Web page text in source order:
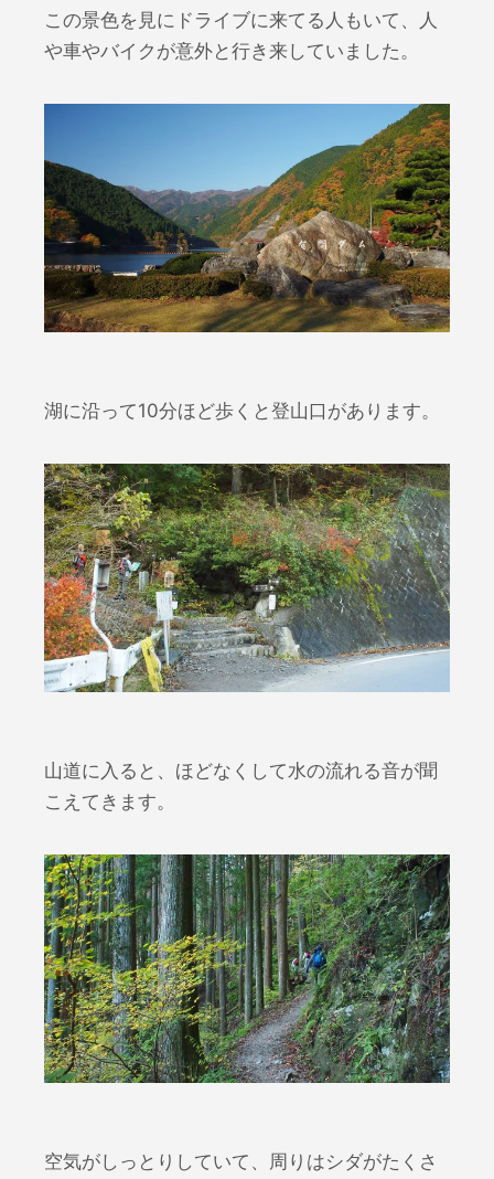
この景色を見にドライブに来てる人もいて、人
や車やバイクが意外と行き来していました。
湖に沿って10分ほど歩くと登山口があります。
山道に入ると、ほどなくして水の流れる音が聞
こえてきます。
空気がしっとりしていて、周りはシダがたくさ